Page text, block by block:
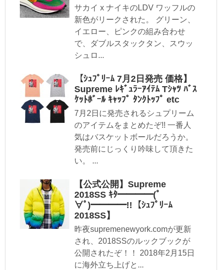
サカイ x ナイキのLDV ワッフルの
新色がリークされた。 グリーン、
イエロー、ピンクの組み合わせ
で、ダブルスタックタン、スウッ
シュロ...
【ｼｭﾌﾟﾘｰﾑ 7月2日発売 価格】
Supreme ﾚｷﾞｭﾗｰｱｲﾃﾑ Tｼｬﾂ ﾊﾞｽ
ｹｯﾄﾎﾞｰﾙ ｷｬｯﾌﾟ ﾀﾝｸﾄｯﾌﾟ etc
7月2日に発売されるシュプリーム
のアイテムをまとめたぞ!! 一番人
気はバスケットボールだろうか。
発売前にじっくり吟味して頂きた
い。 ...
【公式公開】Supreme
2018SS ｷﾀ━━━━(ﾟ
∀ﾟ)━━━━!!【ｼｭﾌﾟﾘｰﾑ
2018SS】
昨夜supremenewyork.comが更新
され、2018SSのルックブックが
公開されたぞ！！ 2018年2月15日
に海外立ち上げと...